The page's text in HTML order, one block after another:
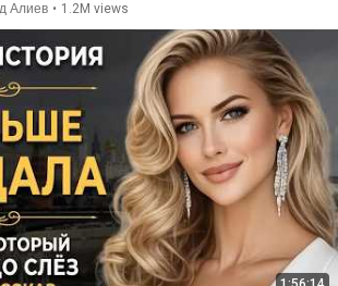
Алиев • 1.2M views